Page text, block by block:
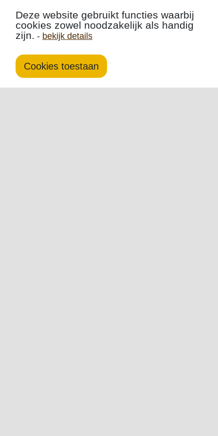
Deze website gebruikt functies waarbij
cookies zowel noodzakelijk als handig
zijn. - bekijk details
Cookies toestaan